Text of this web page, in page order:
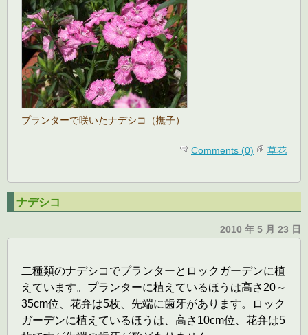
プランターで咲いたナデシコ（撫子）
Comments (0) 草花
ナデシコ
2010 年 5 月 23 日
二種類のナデシコでプランターとロックガーデンに植
えています。プランターに植えているほうは高さ20～
35cm位、花弁は5枚、先端に歯牙があります。ロック
ガーデンに植えているほうは、高さ10cm位、花弁は5